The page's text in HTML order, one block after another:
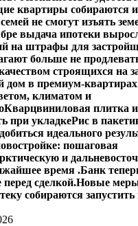
квартиры собираются
не смогут изъять
выдача ипотеки
на штрафы для
больше не
строящихся на
дом в премиум-
климатом и
Кварцвиниловая плитка
при укладкеРис в
идеального
пошаговая
и
время .Банк
сделкой.Новые
собираются